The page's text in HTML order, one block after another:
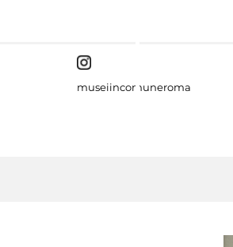
museiincomuneroma